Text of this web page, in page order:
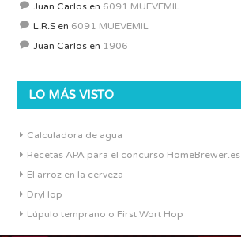
Juan Carlos en 6091 MUEVEMIL
L.R.S en 6091 MUEVEMIL
Juan Carlos en 1906
LO MÁS VISTO
Calculadora de agua
Recetas APA para el concurso HomeBrewer.es
El arroz en la cerveza
DryHop
Lúpulo temprano o First Wort Hop